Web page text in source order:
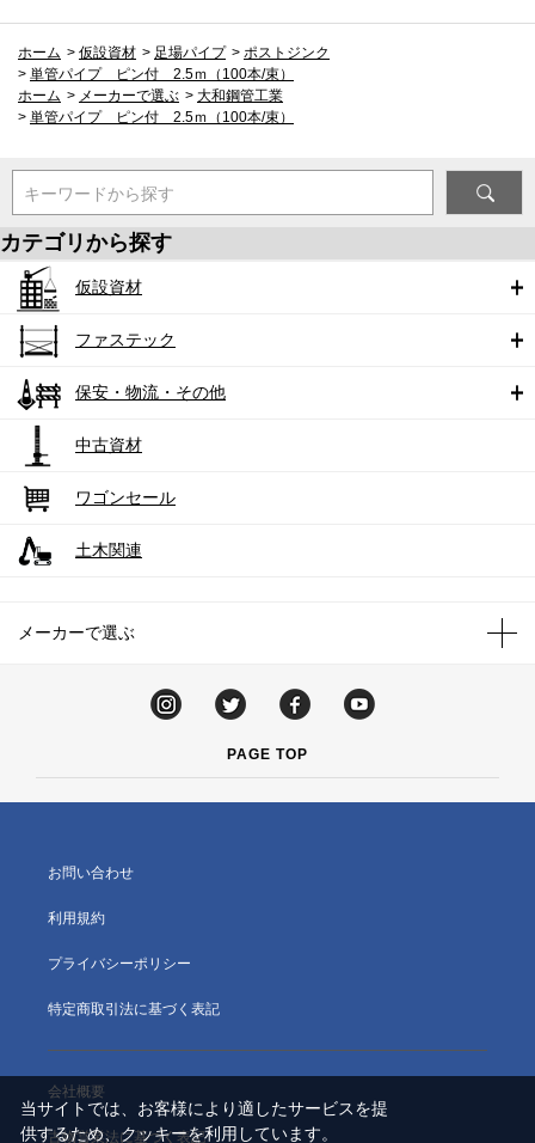
ホーム > 仮設資材 > 足場パイプ > ポストジンク
> 単管パイプ ピン付 2.5ｍ（100本/束）
ホーム > メーカーで選ぶ > 大和鋼管工業
> 単管パイプ ピン付 2.5ｍ（100本/束）
キーワードから探す
カテゴリから探す
仮設資材
ファステック
保安・物流・その他
中古資材
ワゴンセール
土木関連
メーカーで選ぶ
PAGE TOP
お問い合わせ
利用規約
プライバシーポリシー
特定商取引法に基づく表記
会社概要
古物営業法に基づく表記
当サイトでは、お客様により適したサービスを提
供するため、クッキーを利用しています。